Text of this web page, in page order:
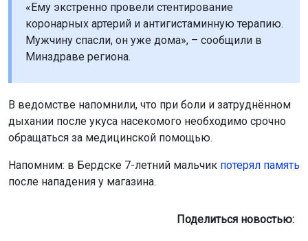
«Ему экстренно провели стентирование
коронарных артерий и антигистаминную терапию.
Мужчину спасли, он уже дома», – сообщили в
Минздраве региона.
В ведомстве напомнили, что при боли и затруднённом
дыхании после укуса насекомого необходимо срочно
обращаться за медицинской помощью.
Напомним: в Бердске 7-летний мальчик потерял память
после нападения у магазина.
Поделиться новостью: